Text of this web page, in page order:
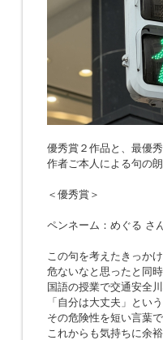
優秀賞２作品と、最優
作者ご本人による句の
＜優秀賞＞
ペンネーム：めぐる
この句を考えたきっか
危ないなと思ったと同
国語の授業で交通安全
「自分は大丈夫」とい
その危険性を短い言葉
これからも気持ちに余